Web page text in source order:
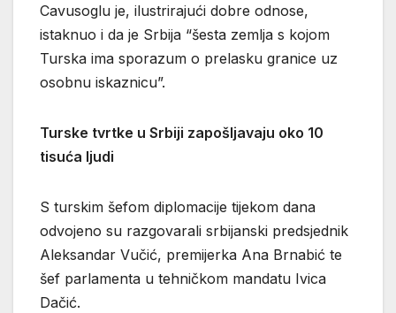
Cavusoglu je, ilustrirajući dobre odnose,
istaknuo i da je Srbija “šesta zemlja s kojom
Turska ima sporazum o prelasku granice uz
osobnu iskaznicu”.
Turske tvrtke u Srbiji zapošljavaju oko 10
tisuća ljudi
S turskim šefom diplomacije tijekom dana
odvojeno su razgovarali srbijanski predsjednik
Aleksandar Vučić, premijerka Ana Brnabić te
šef parlamenta u tehničkom mandatu Ivica
Dačić.